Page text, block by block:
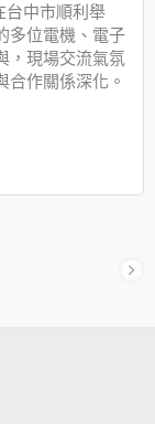
台中市順利舉
多位電機、電子
，現場交流氣氛
合作關係深化。